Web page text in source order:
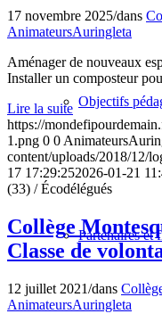
Objectifs
Partenaires et
17 novembre 2025/dans
AnimateursAuringleta
Aménager de nouveaux
Installer un composteur
Lire la suite
https://
1.png 0 0
content/uploads/2018/12/
17 17:29:252026-01-21
(33) / Écodélégués
Collège
Classe de
12 juillet 2021/dans
AnimateursAuringleta